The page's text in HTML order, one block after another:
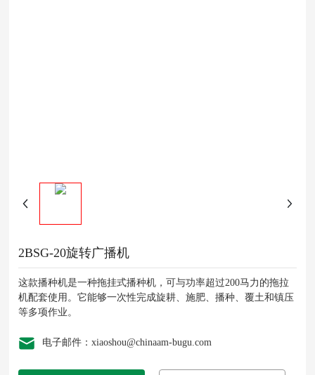
2BSG-20旋转广播机
这款播种机是一种拖挂式播种机，可与功率超过200马力的拖拉
机配套使用。它能够一次性完成旋耕、施肥、播种、覆土和镇压
等多项作业。
电子邮件：xiaoshou@chinaam-bugu.com